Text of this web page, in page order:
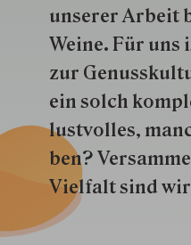
unserer Arbeit
Weine. Für uns
zur
ein solch
lustvolles,
ben?
Vielfalt sind wir